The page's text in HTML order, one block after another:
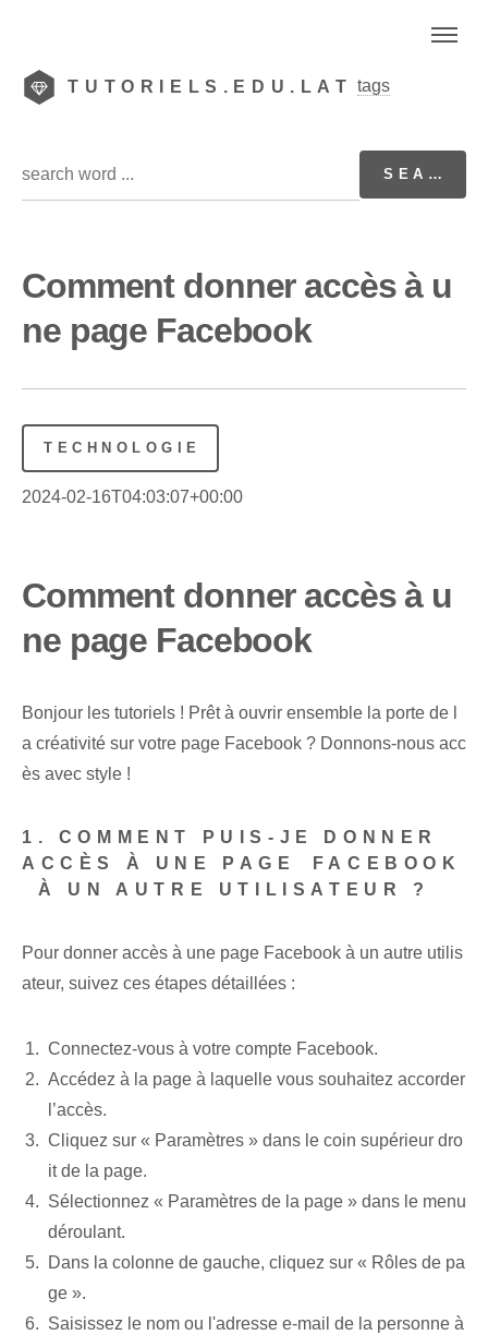
TUTORIELS.EDU.LAT tags
Comment donner accès à u
ne page Facebook
TECHNOLOGIE
2024-02-16T04:03:07+00:00
Comment donner accès à u
ne page Facebook
Bonjour les tutoriels ! Prêt à ouvrir ensemble la porte de l
a créativité sur votre page Facebook ? Donnons-nous acc
ès avec style !
1. COMMENT PUIS-JE DONNER
ACCÈS À UNE PAGE ⁤FACEBOOK
⁢ À UN AUTRE UTILISATEUR ?
Pour donner accès à une page Facebook à un autre utilis
ateur, suivez ces étapes détaillées :
Connectez-vous à votre compte Facebook.
Accédez à la page à laquelle vous souhaitez accorder
l’accès.
Cliquez sur « Paramètres » dans le coin supérieur dro
it de la page.
Sélectionnez « Paramètres de la page » dans le menu
déroulant.
Dans la colonne de gauche, cliquez sur « Rôles de pa
ge ».
Saisissez le nom ou l'adresse e-mail de la personne à